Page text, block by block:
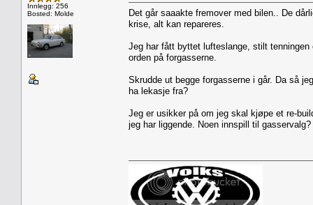
Innlegg: 256
Bosted: Molde
Det går saaakte fremover med bilen.. De
krise, alt kan repareres.
Jeg har fått byttet lufteslange, stilt
orden på forgasserne.
Skrudde ut begge forgasserne i går. Da så
ha lekasje fra?
Jeg er usikker på om jeg skal kjøpe et re-
jeg har liggende. Noen innspill til gasservalg?